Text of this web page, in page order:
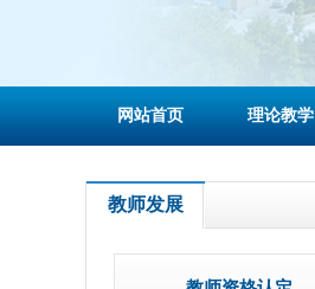
网站首页 理论教学
教师发展